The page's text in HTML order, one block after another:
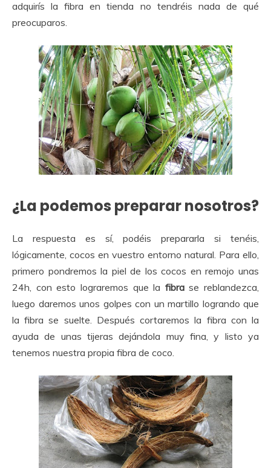
adquirís la fibra en tienda no tendréis nada de qué
preocuparos.
¿La podemos preparar nosotros?
La respuesta es sí, podéis prepararla si tenéis,
lógicamente, cocos en vuestro entorno natural. Para ello,
primero pondremos la piel de los cocos en remojo unas
24h, con esto lograremos que la fibrase reblandezca,
luego daremos unos golpes con un martillo logrando que
la fibra se suelte. Después cortaremos la fibra con la
ayuda de unas tijeras dejándola muy fina, y listo ya
tenemos nuestra propia fibra de coco.